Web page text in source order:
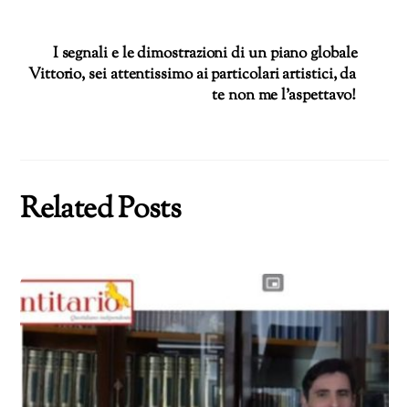
I segnali e le dimostrazioni di un piano globale
Vittorio, sei attentissimo ai particolari artistici, da
te non me l’aspettavo!
Related Posts